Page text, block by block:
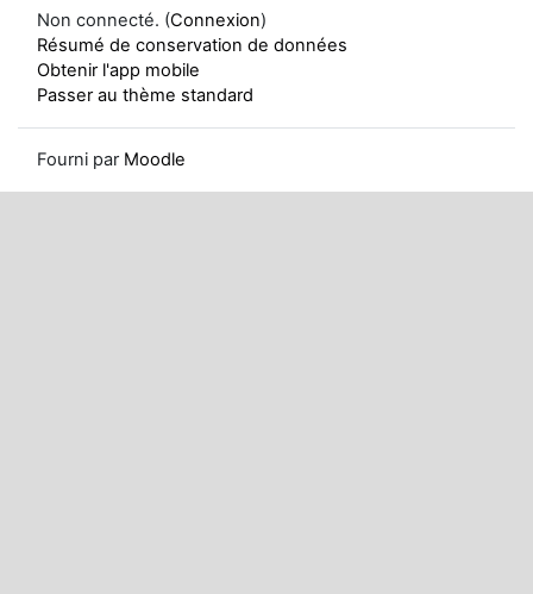
Non connecté. (Connexion)
Résumé de conservation de données
Obtenir l'app mobile
Passer au thème standard
Fourni par Moodle